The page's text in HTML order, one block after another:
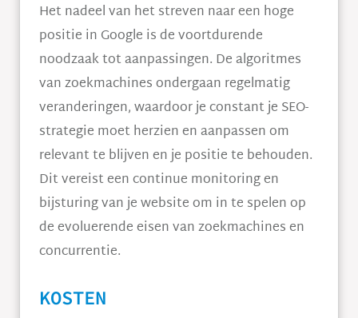
Het nadeel van het streven naar een hoge
positie in Google is de voortdurende
noodzaak tot aanpassingen. De algoritmes
van zoekmachines ondergaan regelmatig
veranderingen, waardoor je constant je SEO-
strategie moet herzien en aanpassen om
relevant te blijven en je positie te behouden.
Dit vereist een continue monitoring en
bijsturing van je website om in te spelen op
de evoluerende eisen van zoekmachines en
concurrentie.
KOSTEN